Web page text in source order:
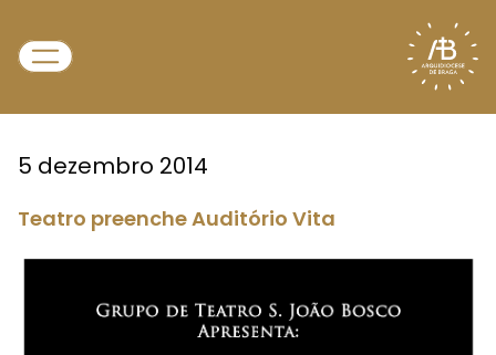
5 dezembro 2014
Teatro preenche Auditório Vita